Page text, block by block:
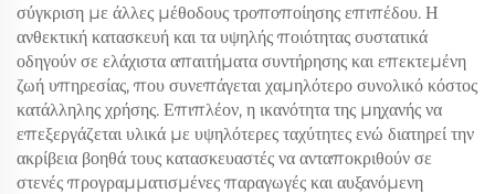
σύγκριση με άλλες μέθοδους τροποποίησης επιπέδου. Η
ανθεκτική κατασκευή και τα υψηλής ποιότητας συστατικά
οδηγούν σε ελάχιστα απαιτήματα συντήρησης και επεκτεμένη
ζωή υπηρεσίας, που συνεπάγεται χαμηλότερο συνολικό κόστος
κατάλληλης χρήσης. Επιπλέον, η ικανότητα της μηχανής να
επεξεργάζεται υλικά με υψηλότερες ταχύτητες ενώ διατηρεί την
ακρίβεια βοηθά τους κατασκευαστές να ανταποκριθούν σε
στενές προγραμματισμένες παραγωγές και αυξανόμενη